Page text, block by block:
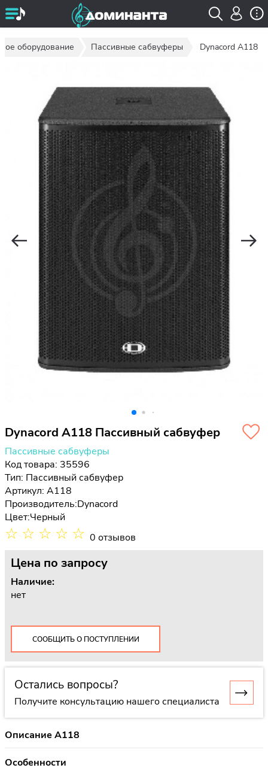
оборудование Пассивные сабвуферы Dynacord A118
Dynacord A118 Пассивный сабвуфер
Пассивные сабвуферы
Код товара: 35596
Тип: Пассивный сабвуфер
Артикул: A118
Производитель:Dynacord
Цвет:Черный
☆ ☆ ☆ ☆ ☆ 0 отзывов
Цена по запросу
Наличие:
нет
СООБЩИТЬ О ПОСТУПЛЕНИИ
Остались вопросы?
Получите консультацию нашего специалиста
Описание A118
Особенности